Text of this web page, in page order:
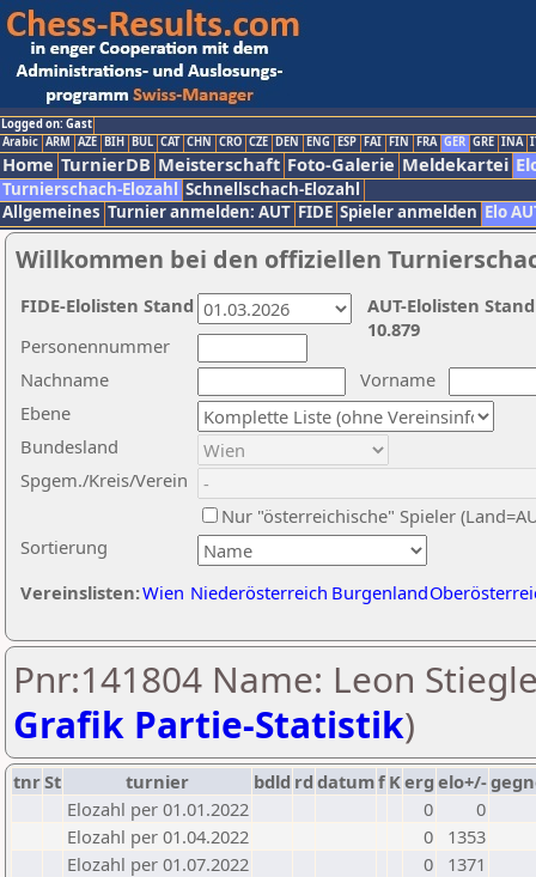
Logged on: Gast
Arabic ARM AZE BIH BUL CAT CHN CRO CZE DEN ENG ESP FAI FIN FRA GER GRE INA
Home TurnierDB Meisterschaft Foto-Galerie Meldekartei
Turnierschach-Elozahl Schnellschach-Elozahl
Allgemeines Turnier anmelden: AUT FIDE Spieler anmelden Elo
Willkommen bei den offiziellen
Nachname
Vorname
Ebene
Sortierung
Personennummer
Bundesland
Spgem./Kreis/Verein
Nur "österreichische" Spieler
Vereinslisten:Wien Niederösterreich Burgenland
AUT-Elolisten
10.879
FIDE-Elolisten Stand
Pnr:141804 Name: Leon
Grafik Partie-Statistik)
tnrSt turnier bdld rd datumf Kerg elo+/-
Elozahl per 01.01.2022
0
0
Elozahl per 01.04.2022
0
1353
Elozahl per 01.07.2022
0
1371